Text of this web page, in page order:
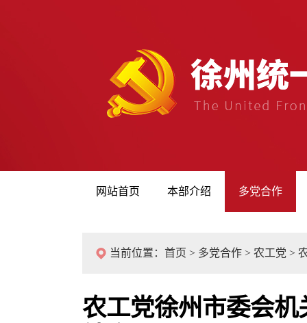
网站首页 本部介绍 多党合作
当前位置： 首页 > 多党合作 > 农工党 >
农工党徐州市委会